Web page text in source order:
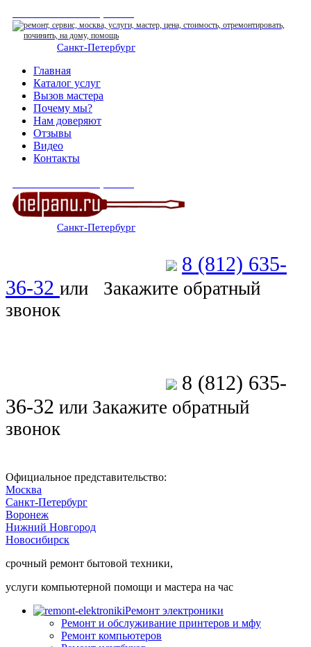
Санкт-Петербург
Главная
Каталог услуг
Вызов мастера
Почему мы?
Нам доверяют
Отзывы
Видео
Контакты
Санкт-Петербург
8 (812) 635-
36-32 или
Закажите обратный
звонок
8 (812) 635-
36-32 или Закажите обратный
звонок
Официальное представительство:
Москва
Санкт-Петербург
Воронеж
Нижний Новгород
Новосибирск
срочный ремонт бытовой техники,
услуги компьютерной помощи и мастера на час
Ремонт электроники
Ремонт и обслуживание принтеров и мфу
Ремонт компьютеров